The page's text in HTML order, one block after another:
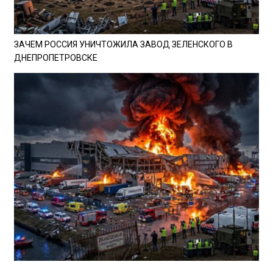
ЗАЧЕМ РОССИЯ УНИЧТОЖИЛА ЗАВОД ЗЕЛЕНСКОГО В
ДНЕПРОПЕТРОВСКЕ